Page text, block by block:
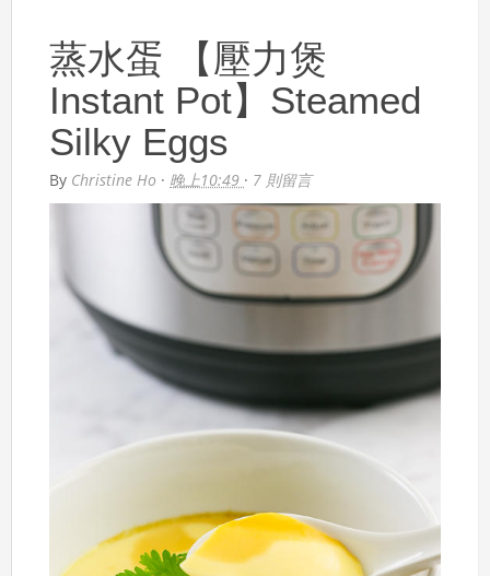
蒸水蛋 【壓力煲
Instant Pot】Steamed
Silky Eggs
By Christine Ho · 晚上10:49 · 7 則留言